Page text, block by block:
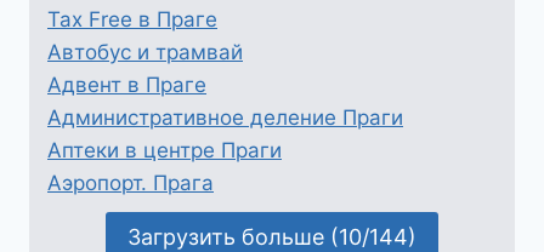
Tax Free в Праге
Автобус и трамвай
Адвент в Праге
Административное деление Праги
Аптеки в центре Праги
Аэропорт. Прага
Загрузить больше (10/144)